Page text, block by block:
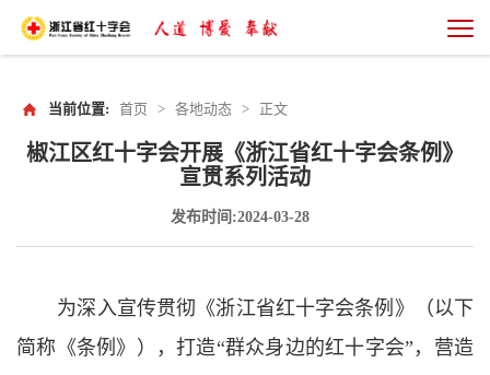
当前位置: 首页 > 各地动态 > 正文
椒江区红十字会开展《浙江省红十字会条例》
宣贯系列活动
发布时间:2024-03-28
为深入宣传贯彻《浙江省红十字会条例》（以下
简称《条例》），打造“群众身边的红十字会”，营造